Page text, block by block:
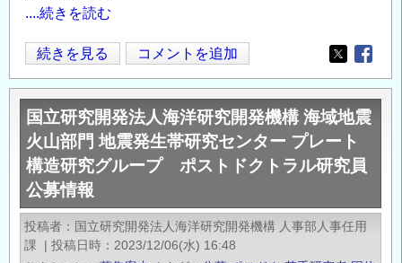
....続きを読む
海
洋
研
究
開
発
機
構
地
震
続きを見る コメントを追加
Opens in
国立研究開発法人海洋研究開発機構 海域地震
火山部門 地震発生帯研究センター プレート
構造研究グループ ポストドクトラル研究員
公募情報
投稿者
国立研究開発法人海洋研究開発機構 人事部人事任用
課
| 投稿日時
2023/12/06(水) 16:48